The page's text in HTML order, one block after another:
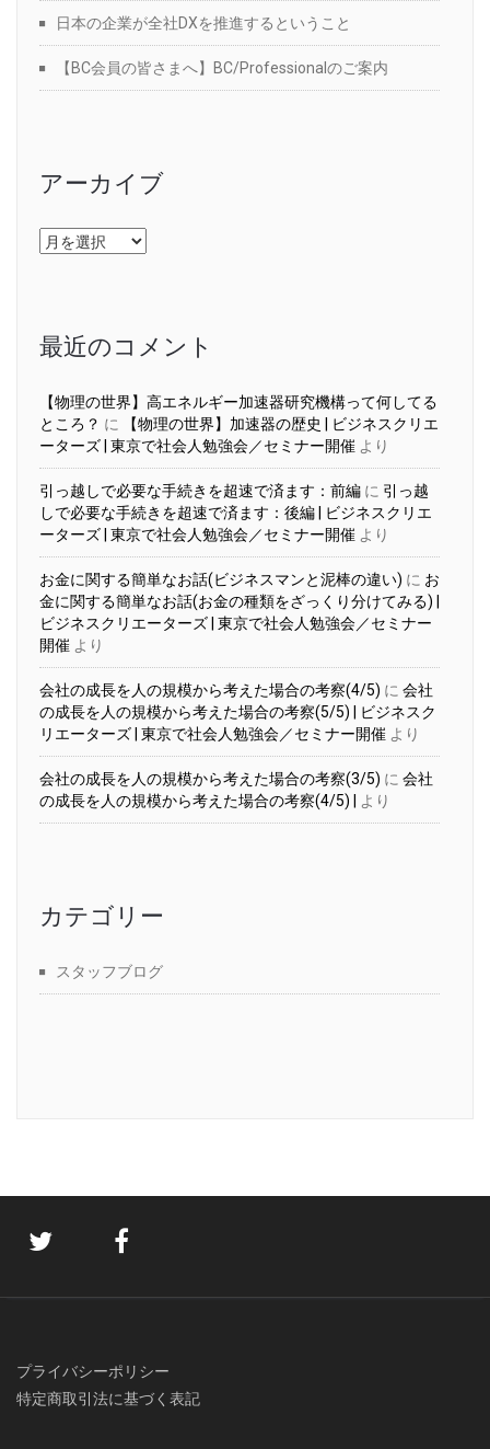
日本の企業が全社DXを推進するということ
【BC会員の皆さまへ】BC/Professionalのご案内
アーカイブ
ア
ー
最近のコメント
【物理の世界】高エネルギー加速器研究機構って何してる
ところ？ に
【物理の世界】加速器の歴史 | ビジネスクリエ
ーターズ | 東京で社会人勉強会／セミナー開催 より
引っ越しで必要な手続きを超速で済ます：前編 に 引っ越
しで必要な手続きを超速で済ます：後編 | ビジネスクリエ
ーターズ | 東京で社会人勉強会／セミナー開催 より
お金に関する簡単なお話(ビジネスマンと泥棒の違い) に お
金に関する簡単なお話(お金の種類をざっくり分けてみる) |
ビジネスクリエーターズ | 東京で社会人勉強会／セミナー
開催 より
会社の成長を人の規模から考えた場合の考察(4/5) に 会社
の成長を人の規模から考えた場合の考察(5/5) | ビジネスク
リエーターズ | 東京で社会人勉強会／セミナー開催 より
会社の成長を人の規模から考えた場合の考察(3/5) に 会社
の成長を人の規模から考えた場合の考察(4/5) |
より
カテゴリー
スタッフブログ
プライバシーポリシー
特定商取引法に基づく表記